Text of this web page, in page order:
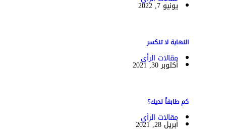
يونيو 7, 2022
النهاية لا تنكسر
مقالات الرأي
أكتوبر 30, 2021
كم طابقاً لديك؟
مقالات الرأي
أبريل 28, 2021